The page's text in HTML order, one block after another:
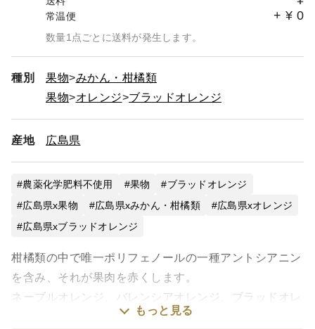
常温便 + ¥ 0
数量1点ごとに送料が発生します。
種別 果物
みかん・柑橘類
果物
オレンジ ブラッドオレンジ
産地 広島県
農薬化学肥料不使用 果物
ブラッドオレンジ
広島県x果物
広島県xみかん・柑橘類
広島県xオレンジ
広島県xブラッドオレンジ
柑橘類の中で唯一ポリフェノールの一種アントシアニン
を含み、それが果肉を赤くします。
ネーブルオレンジ、バレンシアオレンジ、ブラッドオレ
ンジの３大オレンジの一つです。
もっと見る